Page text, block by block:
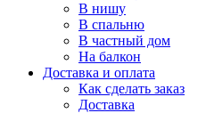
В нишу
В спальню
В частный дом
На балкон
Доставка и оплата
Как сделать заказ
Доставка